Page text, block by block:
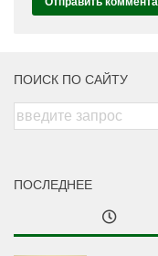
ПОИСК ПО САЙТУ
ПОСЛЕДНЕЕ